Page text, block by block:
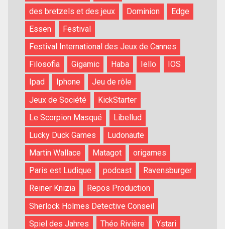
des bretzels et des jeux
Dominion
Edge
Essen
Festival
Festival International des Jeux de Cannes
Filosofia
Gigamic Haba Iello
IOS
Ipad
Iphone
Jeu de rôle
Jeux de Société
KickStarter
Le Scorpion Masqué
Libellud
Lucky Duck Games
Ludonaute
Martin Wallace
Matagot
origames
Paris est Ludique
podcast
Ravensburger
Reiner Knizia
Repos Production
Sherlock Holmes Detective Conseil
Spiel des Jahres
Théo Rivière
Ystari